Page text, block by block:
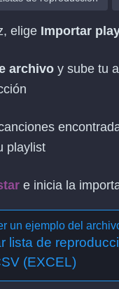
elige Importar
archivo y sube tu
playlist
e inicia la
un ejemplo del
lista de
(EXCEL)